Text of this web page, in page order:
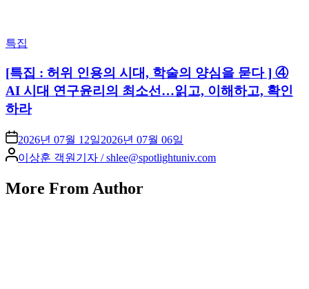
Posted
특집
[특집 : 허위 인용의 시대, 학술의 양심을 묻다 ] ④
AI 시대 연구윤리의 최소선…읽고, 이해하고, 확인
하라
2026년 07월 12일2026년 07월 06일
Posted
by
이상훈 객원기자 / shlee@spotlightuniv.com
More From Author